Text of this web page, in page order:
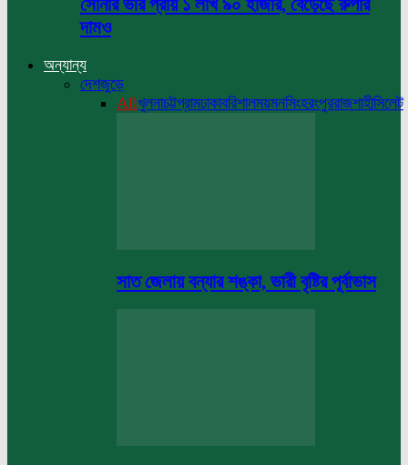
সোনার ভরি প্রায় ১ লাখ ৯০ হাজার, বেড়েছে রুপার
দামও
অন্যান্য
দেশজুড়ে
Allখুলনাচট্টগ্রামঢাকাবরিশালময়মনসিংহরংপুররাজশাহীসিলেট
সাত জেলায় বন্যার শঙ্কা, ভারী বৃষ্টির পূর্বাভাস